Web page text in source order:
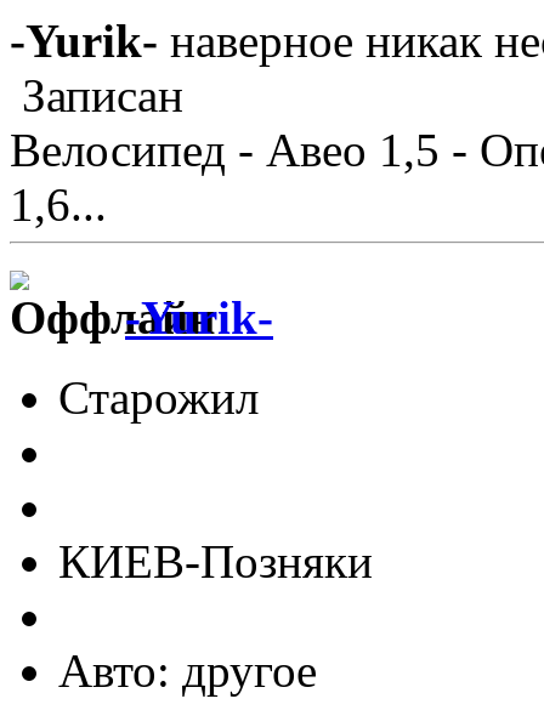
-Yurik- наверное никак
Записан
Велосипед - Авео 1,5 -
1,6...
-Yurik-
Старожил
КИЕВ-Позняки
Авто: другое